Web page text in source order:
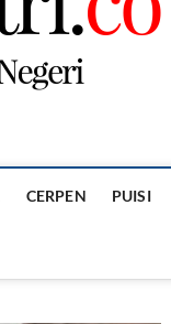
CERPEN PUISI